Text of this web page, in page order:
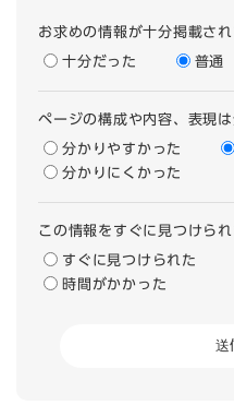
お求めの情報が十分掲載さ
十分だった 普通
ページの構成や内容、表現
分かりやすかった
分かりにくかった
この情報をすぐに見つけられ
すぐに見つけられた
時間がかかった